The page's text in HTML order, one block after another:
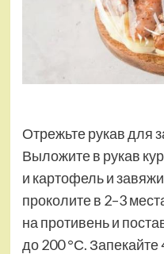
Отрежьте рукав для
Выложите в рукав
и картофель и
проколите в 2–3
на противень и
до 200 °С. Запекайте